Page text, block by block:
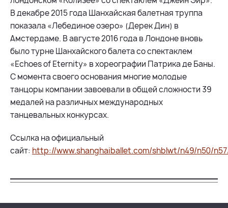
В декабре 2015 года Шанхайская балетная труппа
показала «Лебединое озеро» (Дерек Дин) в
Амстердаме. В августе 2016 года в Лондоне вновь
было турне Шанхайского балета со спектаклем
«Echoes of Eternity» в хореографии Патрика де Баны.
С момента своего основания многие молодые
танцоры компании завоевали в общей сложности 39
медалей на различных международных
танцевальных конкурсах.
Ссылка на официальный
сайт: http://www.shanghaiballet.com/shblwt/n49/n50/